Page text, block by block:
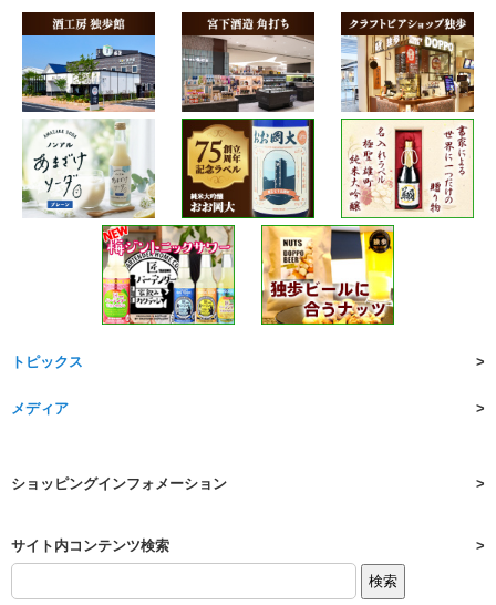
トピックス
メディア
ショッピングインフォメーション
サイト内コンテンツ検索